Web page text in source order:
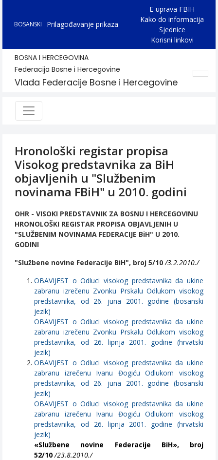
BOSANSKI Prilagođavanje prikaza
E-uprava FBIH
Kako do informacija
Sjednice
Korisni linkovi
BOSNA I HERCEGOVINA
Federacija Bosne i Hercegovine
Vlada Federacije Bosne i Hercegovine
Hronološki registar propisa
Visokog predstavnika za BiH
objavljenih u "Službenim
novinama FBiH" u 2010. godini
OHR - VISOKI PREDSTAVNIK ZA BOSNU I HERCEGOVINU
HRONOLOŠKI REGISTAR PROPISA OBJAVLJENIH U
"SLUŽBENIM NOVINAMA FEDERACIJE BiH" U 2010.
GODINI
"Službene novine Federacije BiH", broj 5/10/3.2.2010./
OBAVIJEST o Odluci visokog predstavnika da ukine
zabranu izrečenu Zvonku Prskalu Odlukom visokog
predstavnika, od 26. juna 2001. godine (bosanski
jezik)
OBAVIJEST o Odluci visokog predstavnika da ukine
zabranu izrečenu Zvonku Prskalu Odlukom visokog
predstavnika, od 26. lipnja 2001. godine (hrvatski
jezik)
OBAVIJEST o Odluci visokog predstavnika da ukine
zabranu izrečenu Ivanu Đogiću Odlukom visokog
predstavnika, od 26. juna 2001. godine (bosanski
jezik)
OBAVIJEST o Odluci visokog predstavnika da ukine
zabranu izrečenu Ivanu Đogiću Odlukom visokog
predstavnika, od 26. lipnja 2001. godine (hrvatski
jezik)
«Službene novine Federacije BiH», broj
52/10 /23.8.2010./